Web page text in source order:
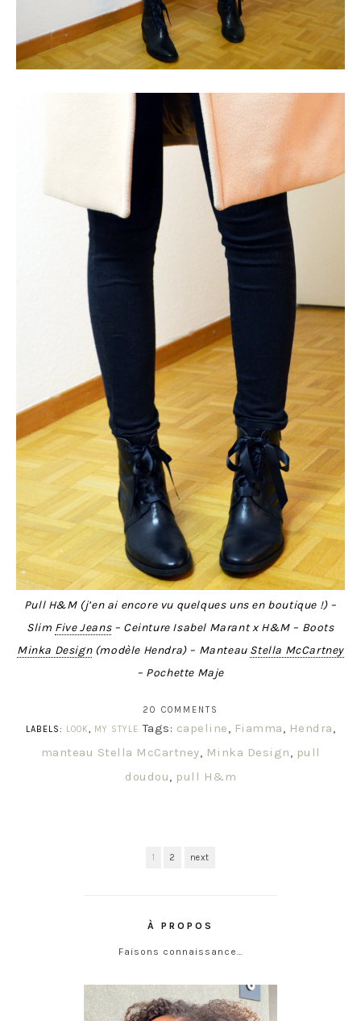
Pull H&M (j’en ai encore vu quelques uns en boutique !) –
Slim Five Jeans– Ceinture Isabel Marant x H&M – Boots
Minka Design(modèle Hendra) – Manteau Stella McCartney
– Pochette Maje
20 COMMENTS
LABELS: LOOK MY STYLE Tags: capeline Fiamma Hendra
manteau Stella McCartney
Minka Design
pull
doudou
pull H&m
1 2 next
À PROPOS
Faisons connaissance…